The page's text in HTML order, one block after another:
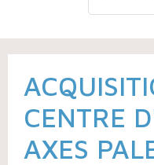
CENTRE
AXES